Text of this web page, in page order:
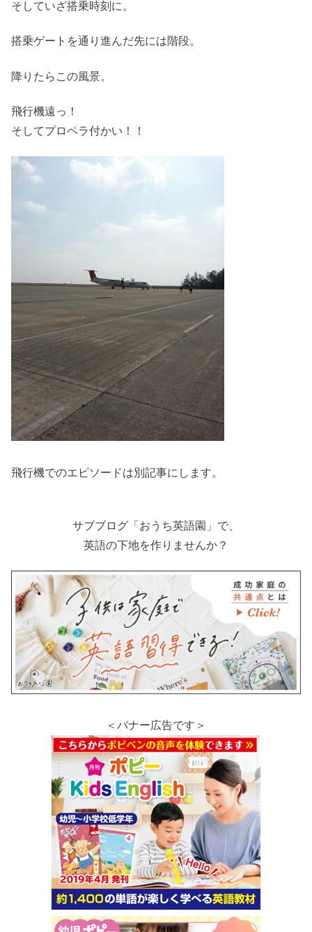
そしていざ搭乗時刻に。
搭乗ゲートを通り進んだ先には階段。
降りたらこの風景。
飛行機遠っ！
そしてプロペラ付かい！！
飛行機でのエピソードは別記事にします。
サブブログ「おうち英語園」で、
英語の下地を作りませんか？
＜バナー広告です＞